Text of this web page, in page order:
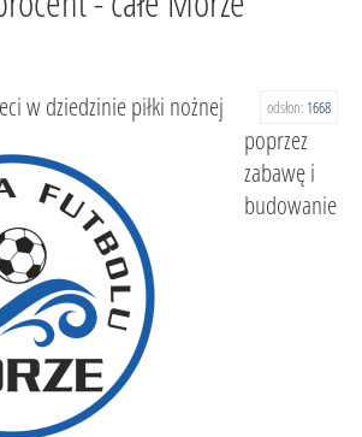
odsłon: 1668
w dziedzinie piłki nożnej
poprzez
zabawę i
budowanie